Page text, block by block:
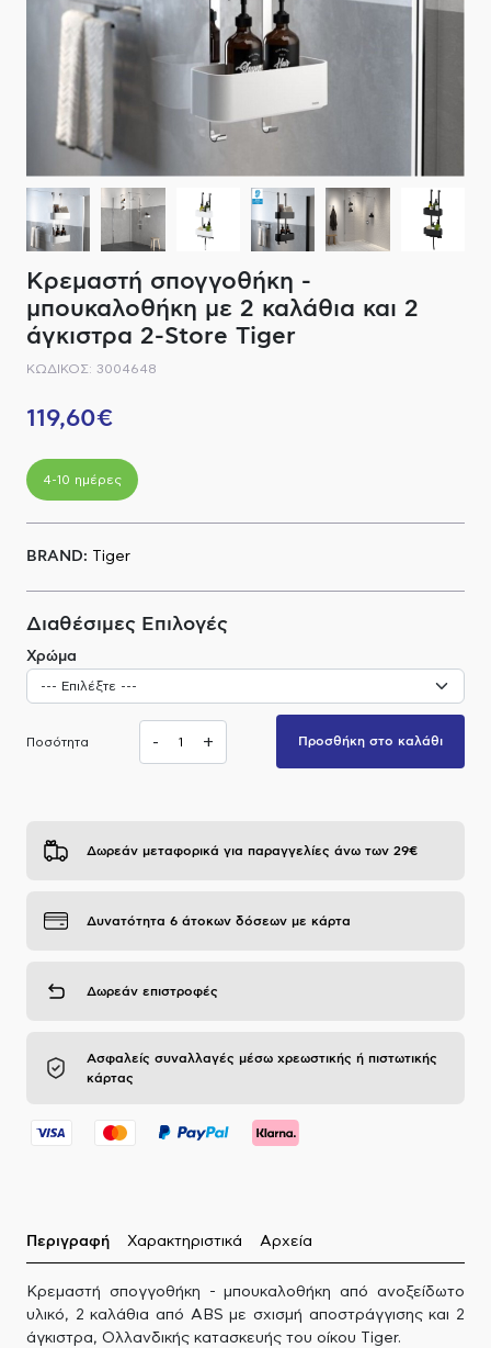
ΔΙΑΚΟΠΤΙΚΟ ΥΛΙΚΟ
ΕΞΟΠΛΙΣΜΟΣ ΘΕΡΜΑΝΣΗΣ
ΗΛΕΚΤΡΙΚΗ ΘΕΡΜΑΝΣΗ
ΦΙΛΤΡΑ ΜΠΑΝΙΟΥ
ΚΑΝΑΤΕΣ-ΠΑΓΟΥΡΙΑ ΦΙΛΤΡΟΥ
ΚΑΘΡΕΠΤΕΣ
ΚΑΜΠΙΝΕΣ
ΑΞΕΣΟΥΑΡ
ΜΠΑΤΑΡΙΕΣ ΜΠΑΝΙΟΥ
ΣΤΗΛΕΣ - ΥΔΡΟΜΑΣΑΖ
ΚΑΖΑΝΑΚΙΑ
ΚΑΝΑΛΙΑ ΝΤΟΥΖΙΕΡΑΣ
ΕΞΑΡΤΗΜΑΤΑ ΝΤΟΥΣ
ΣΥΣΤΗΜΑΤΑ ΜΠΙΝΤΕ - FLUSH
ΗΛΕΚΤΡΟΝΙΚΕΣ ΜΠΑΤΑΡΙΕΣ
Α.Μ.Ε.Α
Κρεμαστή σπογγοθήκη -
μπουκαλοθήκη με 2 καλάθια και 2
άγκιστρα 2-Store Tiger
ΚΩΔΙΚΟΣ: 3004648
119,60€
4-10 ημέρες
BRAND: Tiger
Διαθέσιμες Επιλογές
Χρώμα
Ποσότητα - + Προσθήκη στο καλάθι
Δωρεάν μεταφορικά για παραγγελίες άνω των 29€
Δυνατότητα 6 άτοκων δόσεων με κάρτα
Δωρεάν επιστροφές
Ασφαλείς συναλλαγές μέσω χρεωστικής ή πιστωτικής
κάρτας
Περιγραφή Χαρακτηριστικά Αρχεία
Κρεμαστή σπογγοθήκη - μπουκαλοθήκη από ανοξείδωτο
υλικό, 2 καλάθια από ABS με σχισμή αποστράγγισης και 2
άγκιστρα, Ολλανδικής κατασκευής του οίκου Tiger.